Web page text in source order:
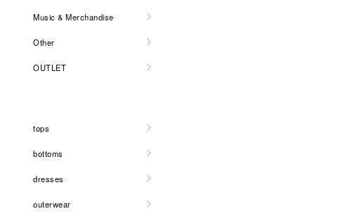
Music & Merchandise
Other
OUTLET
tops
bottoms
dresses
outerwear